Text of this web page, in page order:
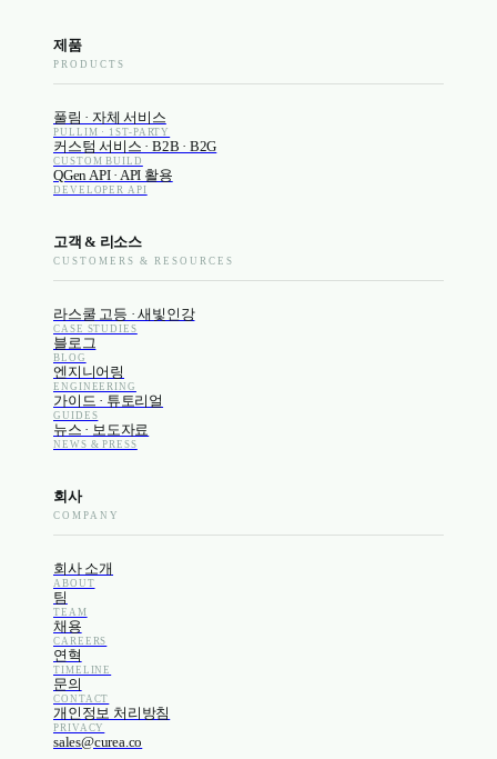
제품
PRODUCTS
풀림 · 자체 서비스
PULLIM · 1ST-PARTY
커스텀 서비스 · B2B · B2G
CUSTOM BUILD
QGen API · API 활용
DEVELOPER API
고객 & 리소스
CUSTOMERS & RESOURCES
라스쿨 고등 · 새빛인강
CASE STUDIES
블로그
BLOG
엔지니어링
ENGINEERING
가이드 · 튜토리얼
GUIDES
뉴스 · 보도자료
NEWS & PRESS
회사
COMPANY
회사 소개
ABOUT
팀
TEAM
채용
CAREERS
연혁
TIMELINE
문의
CONTACT
개인정보 처리방침
PRIVACY
sales@curea.co